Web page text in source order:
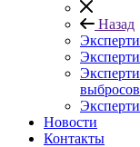
Назад
Новости
Контакты